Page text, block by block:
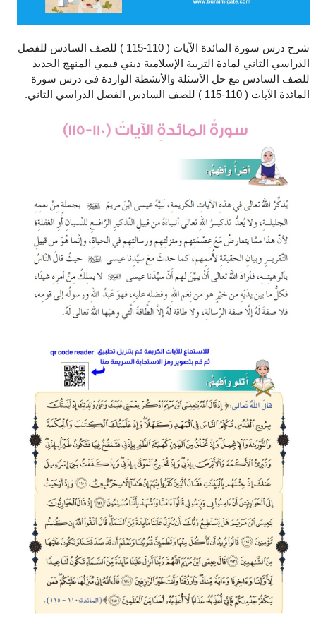
شرح درس سورة المائدة الآيات ( 110-115 ) للصف السادس للفصل
الدراسي الثاني لمادة التربية الإسلامية ديني قيمي المنهج الجديد
للصف السادس مع حل الأسئلة والأنشطة الواردة في درس سورة
المائدة الآيات ( 110-115 ) للصف السادس الفصل الدراسي الثاني.